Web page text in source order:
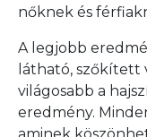
nőknek és
A legjobb
látható, szőkített
világosabb a
eredmény.